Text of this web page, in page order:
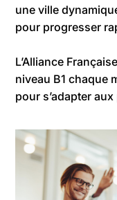
une ville
pour progresser
L’Alliance
niveau B1 chaque
pour s’adapter